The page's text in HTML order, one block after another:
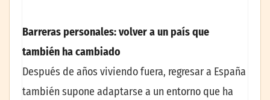
Barreras personales: volver a un país que
también ha cambiado
Después de años viviendo fuera, regresar a España
también supone adaptarse a un entorno que ha